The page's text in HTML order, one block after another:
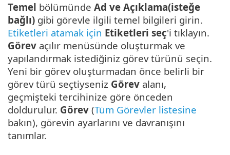
Temel bölümünde Ad ve Açıklama(isteğe
bağlı) gibi görevle ilgili temel bilgileri girin.
Etiketleri atamak için Etiketleri seç'i tıklayın.
Görev açılır menüsünde oluşturmak ve
yapılandırmak istediğiniz görev türünü seçin.
Yeni bir görev oluşturmadan önce belirli bir
görev türü seçtiyseniz Görev alanı,
geçmişteki tercihinize göre önceden
doldurulur. Görev (Tüm Görevler listesine
bakın), görevin ayarlarını ve davranışını
tanımlar.